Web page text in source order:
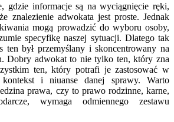
gdzie informacje są na wyciągnięcie ręki,
znalezienie adwokata jest proste. Jednak
mogą prowadzić do wyboru osoby,
specyfikę naszej sytuacji. Dlatego tak
ten był przemyślany i skoncentrowany na
Dobry adwokat to nie tylko ten, który zna
ten, który potrafi je zastosować w
kontekst i niuanse danej sprawy. Warto
prawa, czy to prawo rodzinne, karne,
wymaga odmiennego zestawu